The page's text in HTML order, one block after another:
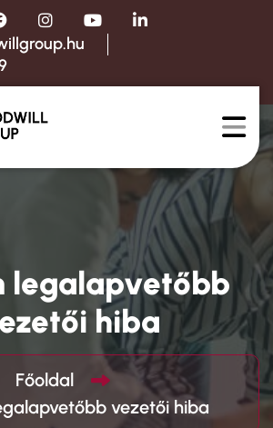
legalapvetőbb
hiba
Főoldal
vezetői hiba